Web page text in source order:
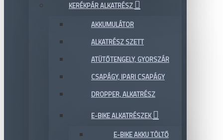
KERÉKPÁR ALKATRÉSZ
AKKUMULÁTOR
ALKATRÉSZ SZETT
ATÜTŐTENGELY, GYORSZÁR
CSAPÁGY, IPARI CSAPÁGY
DROPPER, ALKATRÉSZ
E-BIKE ALKATRÉSZEK
E-BIKE AKKU TÖLTŐ